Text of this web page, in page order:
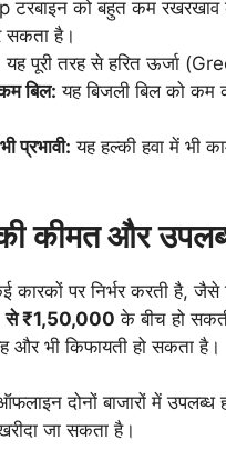
टरबाइन को बहुत कम
सकता है।
यह पूरी तरह से हरित ऊर्जा
बिल: यह बिजली बिल को
प्रभावी: यह हल्की हवा में भी
कीमत और
कारकों पर निर्भर करती है,
₹1,50,000 के बीच हो
और भी किफायती हो सकता है।
दोनों बाजारों में
जा सकता है।